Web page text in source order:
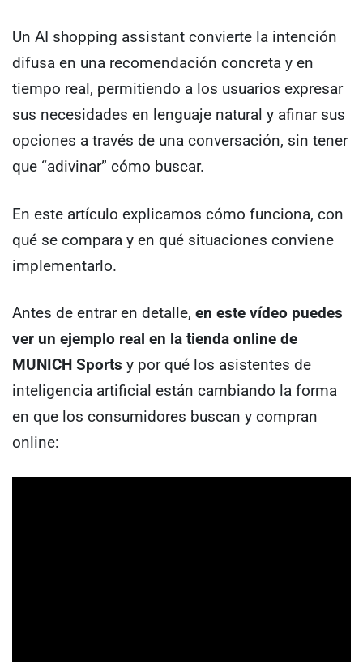
Un AI shopping assistant convierte la intención
difusa en una recomendación concreta y en
tiempo real, permitiendo a los usuarios expresar
sus necesidades en lenguaje natural y afinar sus
opciones a través de una conversación, sin tener
que “adivinar” cómo buscar.
En este artículo explicamos cómo funciona, con
qué se compara y en qué situaciones conviene
implementarlo.
Antes de entrar en detalle, en este vídeo puedes
ver un ejemplo real en la tienda online de
MUNICH Sports y por qué los asistentes de
inteligencia artificial están cambiando la forma
en que los consumidores buscan y compran
online: